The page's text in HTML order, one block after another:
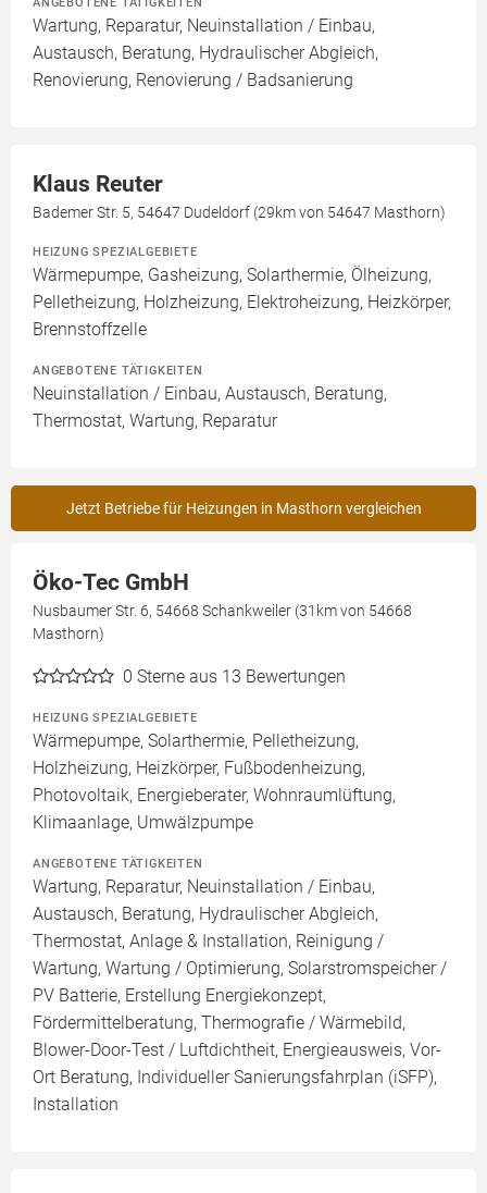
Wartung, Reparatur, Neuinstallation / Einbau,
Austausch, Beratung, Hydraulischer Abgleich,
Renovierung, Renovierung / Badsanierung
Klaus Reuter
Bademer Str. 5, 54647 Dudeldorf (29km von 54647 Masthorn)
HEIZUNG SPEZIALGEBIETE
Wärmepumpe, Gasheizung, Solarthermie, Ölheizung,
Pelletheizung, Holzheizung, Elektroheizung, Heizkörper,
Brennstoffzelle
ANGEBOTENE TÄTIGKEITEN
Neuinstallation / Einbau, Austausch, Beratung,
Thermostat, Wartung, Reparatur
Jetzt Betriebe für Heizungen in Masthorn vergleichen
Öko-Tec GmbH
Nusbaumer Str. 6, 54668 Schankweiler (31km von 54668
Masthorn)
0 Sterne aus 13 Bewertungen
HEIZUNG SPEZIALGEBIETE
Wärmepumpe, Solarthermie, Pelletheizung,
Holzheizung, Heizkörper, Fußbodenheizung,
Photovoltaik, Energieberater, Wohnraumlüftung,
Klimaanlage, Umwälzpumpe
ANGEBOTENE TÄTIGKEITEN
Wartung, Reparatur, Neuinstallation / Einbau,
Austausch, Beratung, Hydraulischer Abgleich,
Thermostat, Anlage & Installation, Reinigung /
Wartung, Wartung / Optimierung, Solarstromspeicher /
PV Batterie, Erstellung Energiekonzept,
Fördermittelberatung, Thermografie / Wärmebild,
Blower-Door-Test / Luftdichtheit, Energieausweis, Vor-
Ort Beratung, Individueller Sanierungsfahrplan (iSFP),
Installation